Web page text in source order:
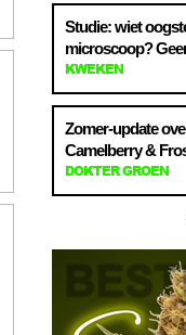
Studie: wiet
microscoop?
KWEKEN
Zomer-update
Camelberry &
DOKTER GROEN